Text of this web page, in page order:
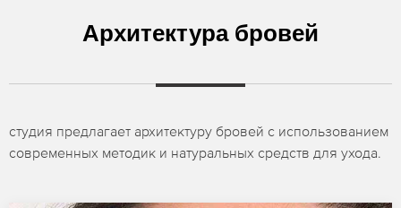
Архитектура бровей
студия предлагает архитектуру бровей с использованием
современных методик и натуральных средств для ухода.